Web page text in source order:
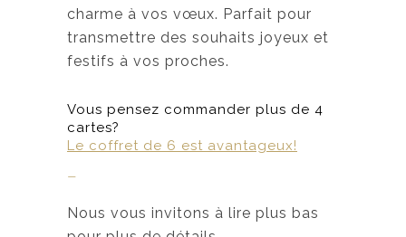
charme à vos vœux. Parfait pour
transmettre des souhaits joyeux et
festifs à vos proches.
Vous pensez commander plus de 4
cartes?
Le coffret de 6 est avantageux!
–
Nous vous invitons à lire plus bas